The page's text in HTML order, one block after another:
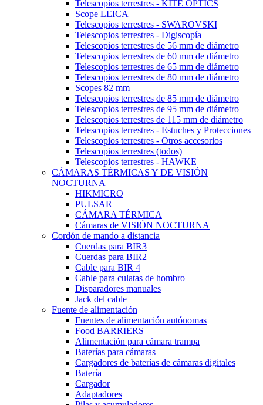
Telescopios terrestres - KITE OPTICS
Scope LEICA
Telescopios terrestres - SWAROVSKI
Telescopios terrestres - Digiscopía
Telescopios terrestres de 56 mm de diámetro
Telescopios terrestres de 60 mm de diámetro
Telescopios terrestres de 65 mm de diámetro
Telescopios terrestres de 80 mm de diámetro
Scopes 82 mm
Telescopios terrestres de 85 mm de diámetro
Telescopios terrestres de 95 mm de diámetro
Telescopios terrestres de 115 mm de diámetro
Telescopios terrestres - Estuches y Protecciones
Telescopios terrestres - Otros accesorios
Telescopios terrestres (todos)
Telescopios terrestres - HAWKE
CÁMARAS TÉRMICAS Y DE VISIÓN
NOCTURNA
HIKMICRO
PULSAR
CÁMARA TÉRMICA
Cámaras de VISIÓN NOCTURNA
Cordón de mando a distancia
Cuerdas para BIR3
Cuerdas para BIR2
Cable para BIR 4
Cable para culatas de hombro
Disparadores manuales
Jack del cable
Fuente de alimentación
Fuentes de alimentación autónomas
Food BARRIERS
Alimentación para cámara trampa
Baterías para cámaras
Cargadores de baterías de cámaras digitales
Batería
Cargador
Adaptadores